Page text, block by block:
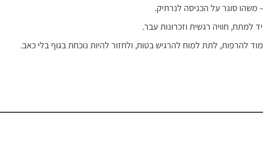
משהו סוגר על הכניסה לנרתיק.
למתח, חוויה רגשית וזכרונות עבר.
להרפות, לתת למוח להרגיש בטוח, ולחזור להיות נוכחת בגוף בלי כאב.